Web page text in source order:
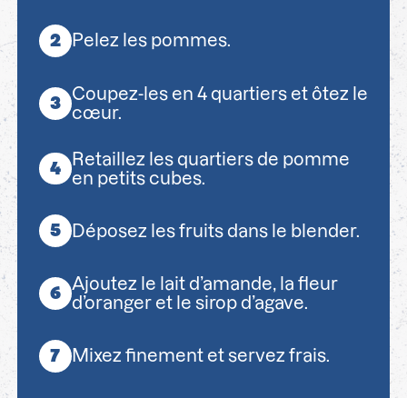
Pelez les pommes.
Coupez-les en 4 quartiers et ôtez le
cœur.
Retaillez les quartiers de pomme
en petits cubes.
Déposez les fruits dans le blender.
Ajoutez le lait d’amande, la fleur
d’oranger et le sirop d’agave.
Mixez finement et servez frais.